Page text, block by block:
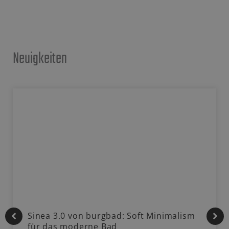
Neuigkeiten
Sinea 3.0 von burgbad: Soft Minimalism
für das moderne Bad